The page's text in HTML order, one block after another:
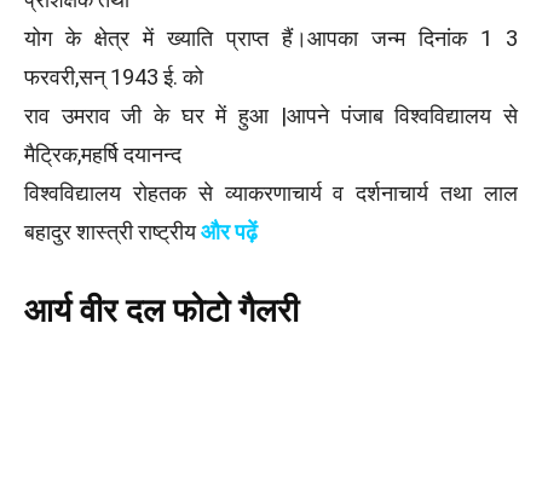
योग के क्षेत्र में ख्याति प्राप्त हैं।आपका जन्म दिनांक 1 3
फरवरी,सन् 1943 ई. को
राव उमराव जी के घर में हुआ |आपने पंजाब विश्वविद्यालय से
मैट्रिक,महर्षि दयानन्द
विश्वविद्यालय रोहतक से व्याकरणाचार्य व दर्शनाचार्य तथा लाल
बहादुर शास्त्री राष्ट्रीयऔर पढ़ें
आर्य वीर दल फोटो गैलरी